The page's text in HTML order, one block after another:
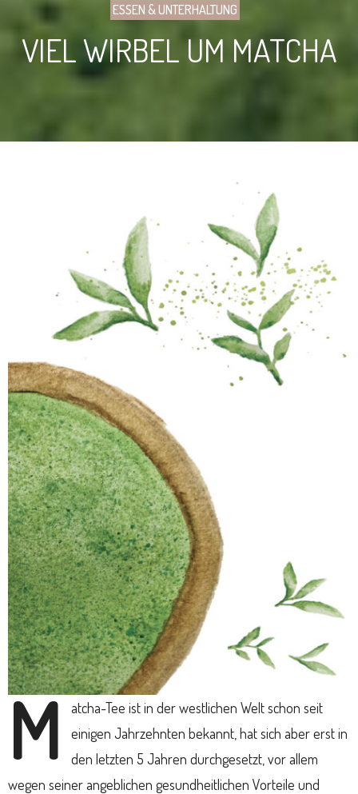
ESSEN & UNTERHALTUNG
VIEL WIRBEL UM MATCHA
M atcha-Tee ist in der westlichen Welt schon seit
einigen Jahrzehnten bekannt, hat sich aber erst in
den letzten 5 Jahren durchgesetzt, vor allem
wegen seiner angeblichen gesundheitlichen Vorteile und